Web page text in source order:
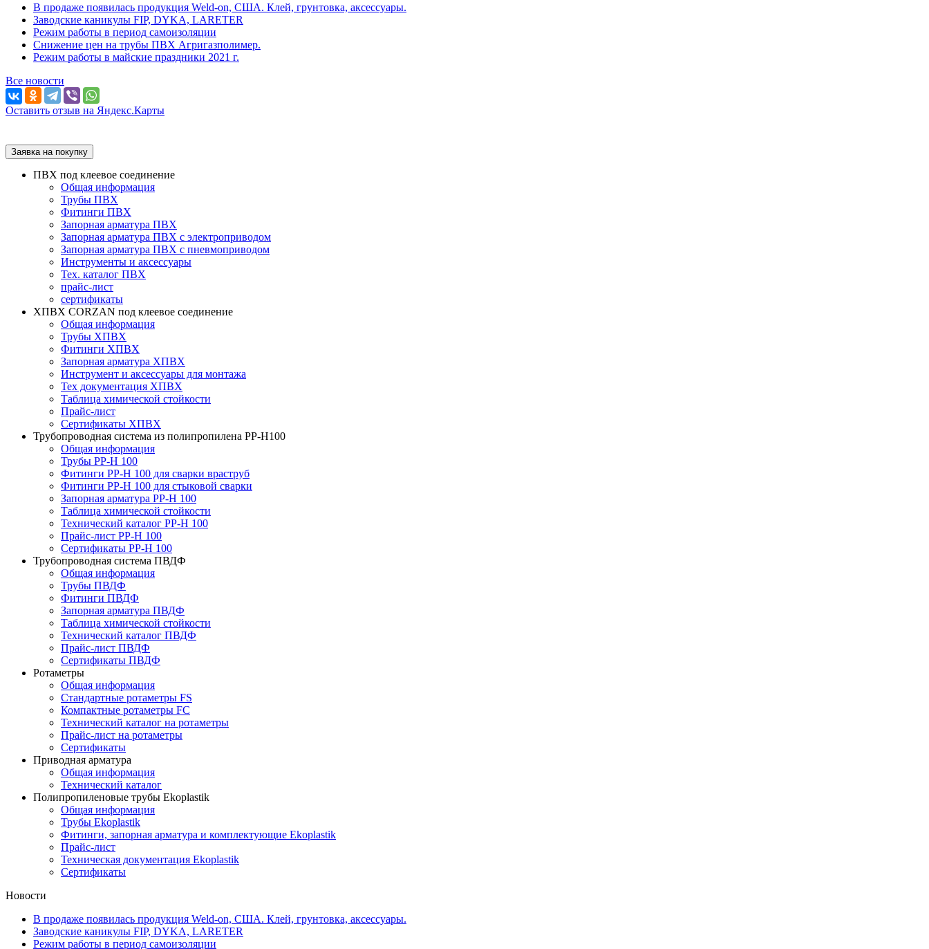
В продаже появилась продукция Weld-on, США. Клей, грунтовка, аксессуары.
Заводские каникулы FIP, DYKA, LARETER
Режим работы в период самоизоляции
Снижение цен на трубы ПВХ Агригазполимер.
Режим работы в майские праздники 2021 г.
Все новости
Оставить отзыв на Яндекс.Карты
Заявка на покупку
ПВХ под клеевое соединение
Общая информация
Трубы ПВХ
Фитинги ПВХ
Запорная арматура ПВХ
Запорная арматура ПВХ с электроприводом
Запорная арматура ПВХ с пневмоприводом
Инструменты и аксессуары
Тех. каталог ПВХ
прайс-лист
сертификаты
ХПВХ CORZAN под клеевое соединение
Общая информация
Трубы ХПВХ
Фитинги ХПВХ
Запорная арматура ХПВХ
Инструмент и аксессуары для монтажа
Тех документация ХПВХ
Таблица химической стойкости
Прайс-лист
Сертификаты ХПВХ
Трубопроводная система из полипропилена PP-H100
Общая информация
Трубы PP-H 100
Фитинги PP-H 100 для сварки враструб
Фитинги PP-H 100 для стыковой сварки
Запорная арматура PP-H 100
Таблица химической стойкости
Технический каталог PP-H 100
Прайс-лист PP-H 100
Сертификаты PP-H 100
Трубопроводная система ПВДФ
Общая информация
Трубы ПВДФ
Фитинги ПВДФ
Запорная арматура ПВДФ
Таблица химической стойкости
Технический каталог ПВДФ
Прайс-лист ПВДФ
Сертификаты ПВДФ
Ротаметры
Общая информация
Стандартные ротаметры FS
Компактные ротаметры FC
Технический каталог на ротаметры
Прайс-лист на ротаметры
Сертификаты
Приводная арматура
Общая информация
Технический каталог
Полипропиленовые трубы Ekoplastik
Общая информация
Трубы Ekoplastik
Фитинги, запорная арматура и комплектующие Ekoplastik
Прайс-лист
Техническая документация Ekoplastik
Сертификаты
Новости
В продаже появилась продукция Weld-on, США. Клей, грунтовка, аксессуары.
Заводские каникулы FIP, DYKA, LARETER
Режим работы в период самоизоляции